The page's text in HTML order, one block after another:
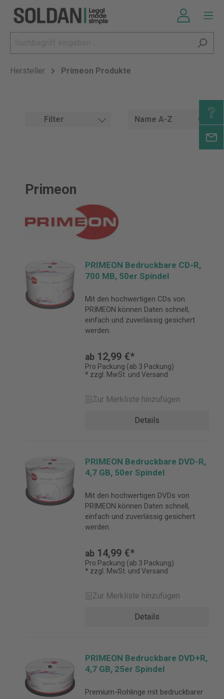
Hersteller Primeon Produkte
Filter
Primeon
PRIMEON Bedruckbare CD-R,
700 MB, 50er Spindel
Mit den hochwertigen CDs von
PRIMEON können Daten schnell,
einfach und zuverlässig gesichert
werden.
ab 12,99 €*
Pro Packung (ab 3 Packung)
* zzgl. MwSt. und Versand
Zur Merkliste hinzufügen
Details
PRIMEON Bedruckbare DVD-R,
4,7 GB, 50er Spindel
Mit den hochwertigen DVDs von
PRIMEON können Daten schnell,
einfach und zuverlässig gesichert
werden.
ab 14,99 €*
Pro Packung (ab 3 Packung)
* zzgl. MwSt. und Versand
Zur Merkliste hinzufügen
Details
PRIMEON Bedruckbare DVD+R,
4,7 GB, 25er Spindel
Premium-Rohlinge mit bedruckbarer